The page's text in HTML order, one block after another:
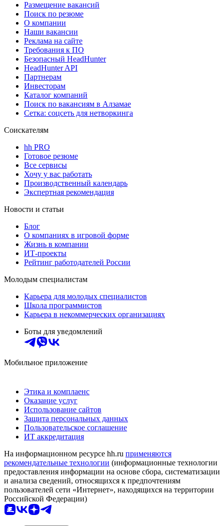
Размещение вакансий
Поиск по резюме
О компании
Наши вакансии
Реклама на сайте
Требования к ПО
Безопасный HeadHunter
HeadHunter API
Партнерам
Инвесторам
Каталог компаний
Поиск по вакансиям в Алзамае
Сетка: соцсеть для нетворкинга
Соискателям
hh PRO
Готовое резюме
Все сервисы
Хочу у вас работать
Производственный календарь
Экспертная рекомендация
Новости и статьи
Блог
О компаниях в игровой форме
Жизнь в компании
ИТ-проекты
Рейтинг работодателей России
Молодым специалистам
Карьера для молодых специалистов
Школа программистов
Карьера в некоммерческих организациях
Боты для уведомлений
Мобильное приложение
Этика и комплаенс
Оказание услуг
Использование сайтов
Защита персональных данных
Пользовательское соглашение
ИТ аккредитация
На информационном ресурсе hh.ru применяются
рекомендательные технологии (информационные технологии
предоставления информации на основе сбора, систематизации
и анализа сведений, относящихся к предпочтениям
пользователей сети «Интернет», находящихся на территории
Российской Федерации)